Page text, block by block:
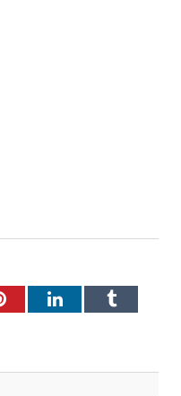
PinterestLinkedInTumblr